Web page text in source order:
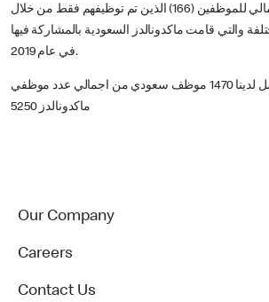
وقد بلغ العدد الاجمالي للموظفين (166) الذين تم توظيفهم فقط من خلال
والتي قامت ماكدونالدز السعودية بالمشاركة فيها
في عام 2019.
من الجدير بالذكر أنه يعمل لدينا 1470 موظف سعودي من اجمالي عدد موظفي
ماكدونالدز 5250
Our Company
Careers
Contact Us